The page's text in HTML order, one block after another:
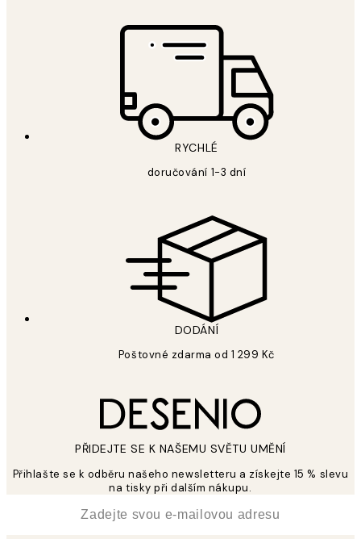
RYCHLÉ
doručování 1-3 dní
DODÁNÍ
Poštovné zdarma od 1 299 Kč
PŘIDEJTE SE K NAŠEMU SVĚTU UMĚNÍ
Přihlašte se k odběru našeho newsletteru a získejte 15 % slevu
na tisky při dalším nákupu.